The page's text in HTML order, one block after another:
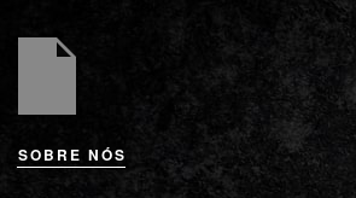
SOBRE NÓS